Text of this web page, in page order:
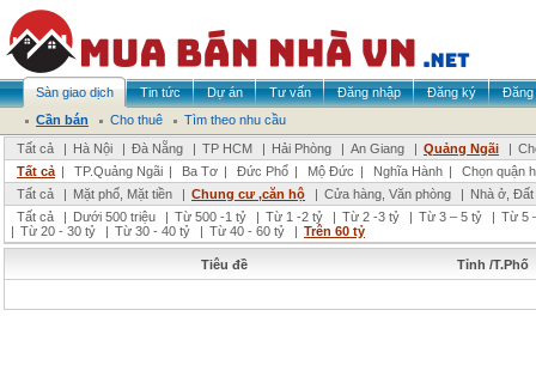
Sàn giao dịch Tin tức Dự án Tư vấn Đăng nhập Đăng ký
Đăng
Cần bán
Cho thuê
Tìm theo nhu cầu
Tất cả
| Hà Nội | Đà Nẵng | TP HCM | Hải Phòng | An Giang | Quảng Ngãi |
Tất cả | TP.Quảng Ngãi | Ba Tơ | Đức Phổ | Mộ Đức | Nghĩa Hành |
Chọn quận
Tất cả
| Mặt phố, Mặt tiền | Chung cư ,căn hộ | Cửa hàng, Văn phòng | Nhà ở,
Tất cả
| Dưới 500 triệu | Từ 500 -1 tỷ | Từ 1 -2 tỷ | Từ 2 -3 tỷ | Từ 3 – 5 tỷ | Từ 5
| Từ 20 - 30 tỷ | Từ 30 - 40 tỷ | Từ 40 - 60 tỷ | Trên 60 tỷ
Tiêu đề Tỉnh /T.Phố